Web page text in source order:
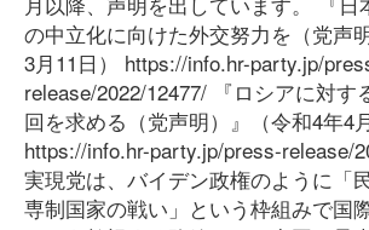
の中立化に向けた外交努力を（党声
3月11日） https://info.hr-party.jp/
release/2022/12477/ 『ロシアに対す
回を求める（党声明）』（令和4年4
https://info.hr-party.jp/press-release/
実現党は、バイデン政権のように「
専制国家の戦い」という枠組みで国